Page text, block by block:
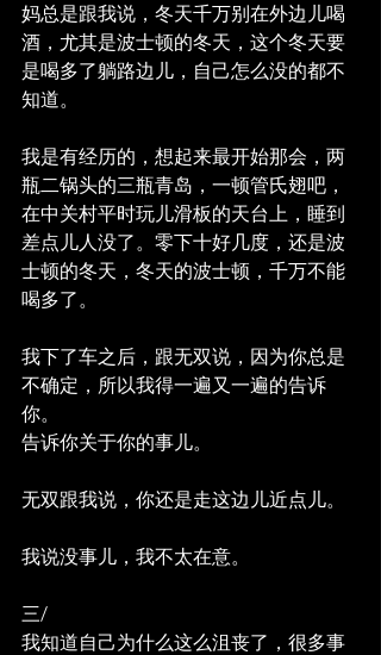
妈总是跟我说，冬天千万别在外边儿喝
酒，尤其是波士顿的冬天，这个冬天要
是喝多了躺路边儿，自己怎么没的都不
知道。
我是有经历的，想起来最开始那会，两
瓶二锅头的三瓶青岛，一顿管氏翅吧，
在中关村平时玩儿滑板的天台上，睡到
差点儿人没了。零下十好几度，还是波
士顿的冬天，冬天的波士顿，千万不能
喝多了。
我下了车之后，跟无双说，因为你总是
不确定，所以我得一遍又一遍的告诉
你。
告诉你关于你的事儿。
无双跟我说，你还是走这边儿近点儿。
我说没事儿，我不太在意。
三/
我知道自己为什么这么沮丧了，很多事